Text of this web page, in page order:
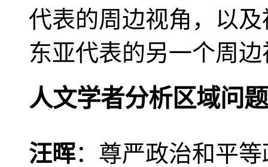
代表的周边视角，以
东亚代表的另一个周
人文学者分析区域问题
汪晖：尊严政治和平